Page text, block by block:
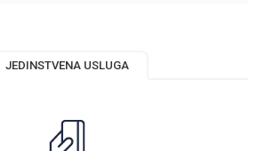
JEDINSTVENA USLUGA